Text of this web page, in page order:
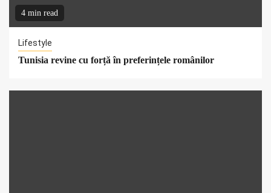
4 min read
Lifestyle
Tunisia revine cu forță în preferințele românilor